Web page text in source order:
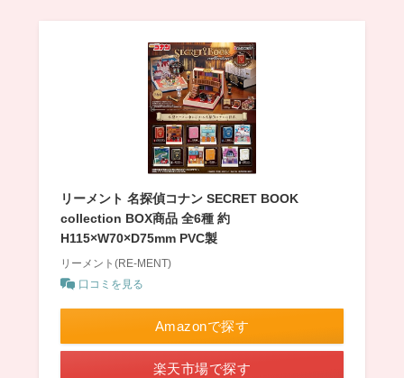
リーメント 名探偵コナン SECRET BOOK
collection BOX商品 全6種 約
H115×W70×D75mm PVC製
リーメント(RE-MENT)
口コミを見る
Amazonで探す
楽天市場で探す